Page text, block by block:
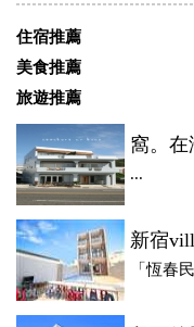
住宿推薦
美食推薦
旅遊推薦
窩。在
...
新宿
「恆春